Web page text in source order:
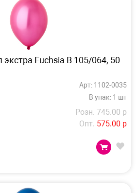
Fuchsia В 105/064, 50
Арт: 1102-0035
В упак: 1 шт
Розн. 745.00 р
Опт. 575.00 р